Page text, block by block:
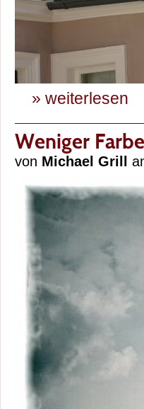
» weiterlesen
Weniger
von Michael Grill